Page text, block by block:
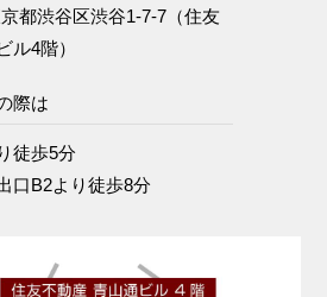
都渋谷区渋谷1-7-7（住友
ル4階）
際は
徒歩5分
口B2より徒歩8分